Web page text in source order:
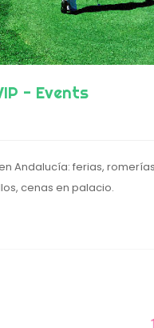
- Events
Andalucía: ferias,
cenas en palacio.